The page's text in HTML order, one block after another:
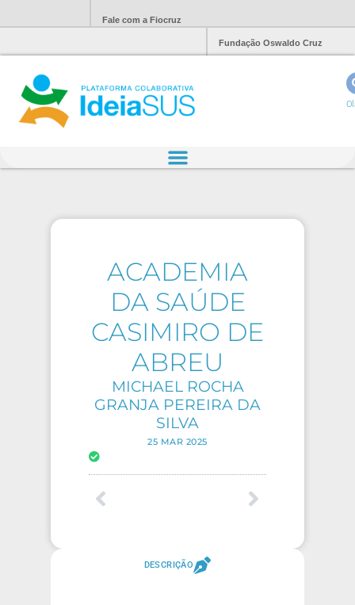
Fale com a Fiocruz
Fundação Oswaldo Cruz
ACADEMIA
DA SAÚDE
CASIMIRO DE
ABREU
MICHAEL ROCHA
GRANJA PEREIRA DA
SILVA
25 MAR 2025
DESCRIÇÃO